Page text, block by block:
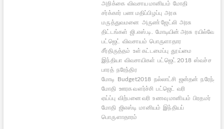
அறிக்கை விவசாய மானியம் மோதி
சர்க்கார் பண மதிப்பிழப்பு அரசு
மருத்துவமனை அருண் ஜேட்லி அரசு
திட்டங்கள் ஜி.எஸ்.டி. மோடியின் அரசு ரயில்வே
பட்ஜெட் விவசாயம் பொருளாதார
சீர்திருத்தம் உள் கட்டமைப்பு தூய்மை
இந்தியா விவசாயிகள் பட்ஜெட் 2018 ஸ்வச்ச
பாரத் நரேந்திர
மோடி Budget2018 நல்லாட்சி ஜன்தன் நரேந்திர
மோதி ஊரக வளர்ச்சி பட்ஜெட் வரி
ஏய்ப்பு விற்பனை வரி உணவு மானியம் பிரதமர்
மோதி ஜிஎஸ்டி மானியம் இந்தியப்
பொருளாதாரம்